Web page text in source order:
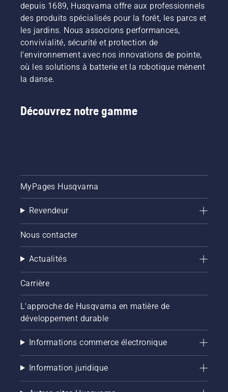
depuis 1689, Husqvarna offre aux professionnels
des produits spécialisés pour la forêt, les parcs et
les jardins. Nous associons performances,
convivialité, sécurité et protection de
l'environnement avec nos innovations de pointe,
où les solutions à batterie et la robotique mènent
la danse.
Découvrez notre gamme
MyPages Husqvarna
Revendeur
Nous contacter
Actualités
Carrière
L'approche de Husqvarna en matière de
développement durable
Informations commerce électronique
Information juridique